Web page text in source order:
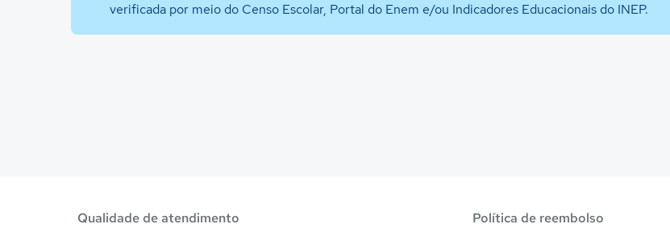
verificada por meio do Censo Escolar, Portal do Enem e/ou Indicadores Educacionais do INEP.
Qualidade de atendimento Política de reembolso